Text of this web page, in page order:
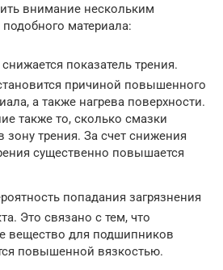
внимание нескольким
материала:
показатель трения.
причиной повышенного
а также нагрева поверхности.
также то, сколько смазки
зону трения. За счет снижения
существенно повышается
попадания загрязнения
Это связано с тем, что
вещество для подшипников
повышенной вязкостью.